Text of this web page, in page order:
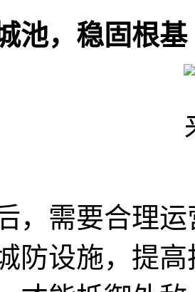
池，稳固根基
，需要合理
防设施，提